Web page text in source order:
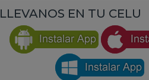
LLEVANOS EN TU CELU